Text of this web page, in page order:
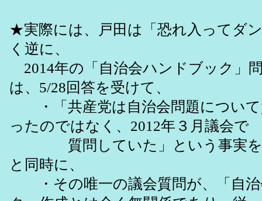
★実際には、戸田は「恐れ入ってダ
く逆に、
2014年の「自治会ハンドブック」
は、5/28回答を受けて、
・「共産党は自治会問題について
ったのではなく、2012年３月議会で
質問していた」という事実を
と同時に、
・その唯一の議会質問が、「自治